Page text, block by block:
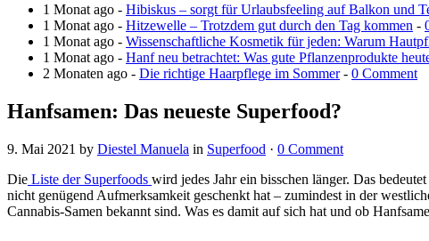
1 Monat ago - Hibiskus – sorgt für Urlaubsfeeling auf Balkon und
1 Monat ago - Hitzewelle – Trotzdem gut durch den Tag kommen -
1 Monat ago - Wissenschaftliche Kosmetik für jeden: Warum
1 Monat ago - Hanf neu betrachtet: Was gute Pflanzenprodukte
2 Monaten ago - Die richtige Haarpflege im Sommer- 0 Comment
Hanfsamen: Das neueste Superfood?
9. Mai 2021 by Diestel Manuela in Superfood · 0 Comment
Die Liste der Superfoods wird jedes Jahr ein bisschen länger. Das
nicht genügend Aufmerksamkeit geschenkt hat – zumindest in der
Cannabis-Samen bekannt sind. Was es damit auf sich hat und ob